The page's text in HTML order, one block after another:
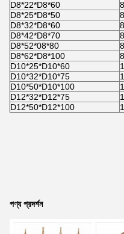
D8*22*D8*60
8
D8*25*D8*50
8
D8*32*D8*60
8
D8*42*D8*70
8
D8*52*08*80
8
D8*62*D8*100
8
D10*25*D10*60
D10*32*D10*75
D10*50*D10*100
D12*32*D12*75
D12*50*D12*100
পণ্য প্রদর্শন